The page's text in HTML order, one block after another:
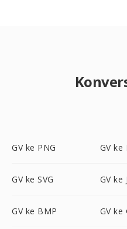
GV ke PNG GV ke
GV ke SVG GV ke
GV ke BMP GV ke